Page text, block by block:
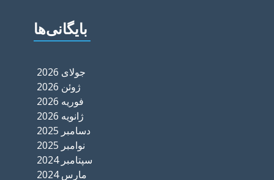
بایگانی‌ها
جولای 2026
ژوئن 2026
فوریه 2026
ژانویه 2026
دسامبر 2025
نوامبر 2025
سپتامبر 2024
مارس 2024